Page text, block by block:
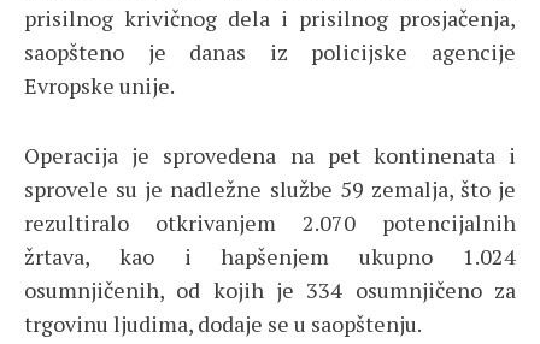
prisilnog krivičnog dela i prisilnog prosjačenja,
saopšteno je danas iz policijske agencije
Evropske unije.
Operacija je sprovedena na pet kontinenata i
sprovele su je nadležne službe 59 zemalja, što je
rezultiralo otkrivanjem 2.070 potencijalnih
žrtava, kao i hapšenjem ukupno 1.024
osumnjičenih, od kojih je 334 osumnjičeno za
trgovinu ljudima, dodaje se u saopštenju.